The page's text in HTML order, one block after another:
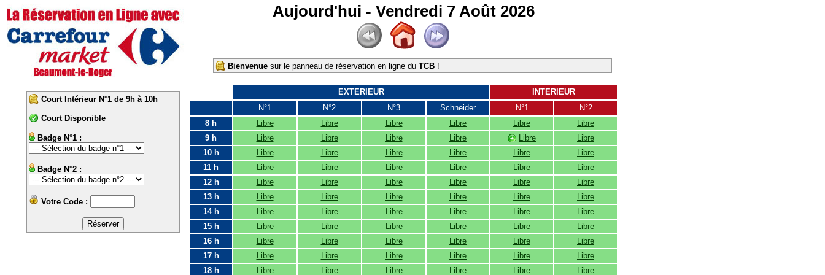
Aujourd'hui - Vendredi 7 Août 2026
Bienvenue sur le panneau de réservation en ligne du TCB !
Court Intérieur N°1 de 9h à 10h
Court Disponible
Badge N°1 :
Badge N°2 :
Votre Code :
EXTERIEUR
INTERIEUR
N°1
N°2 N°3 Schneider N°1
N°2
8 h
Libre Libre Libre Libre Libre
Libre
9 h
Libre Libre Libre Libre Libre
Libre
10 h
Libre Libre Libre Libre Libre
Libre
11 h
Libre Libre Libre Libre Libre
Libre
12 h
Libre Libre Libre Libre Libre
Libre
13 h
Libre Libre Libre Libre Libre
Libre
14 h
Libre Libre Libre Libre Libre
Libre
15 h
Libre Libre Libre Libre Libre
Libre
16 h
Libre Libre Libre Libre Libre
Libre
17 h
Libre Libre Libre Libre Libre
Libre
18 h
Libre Libre Libre Libre Libre
Libre